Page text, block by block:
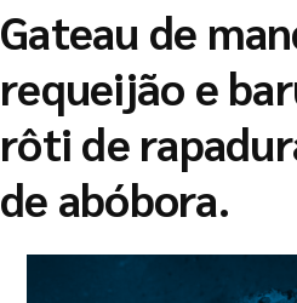
Gateau de
requeijão e
rôti de
de abóbora.